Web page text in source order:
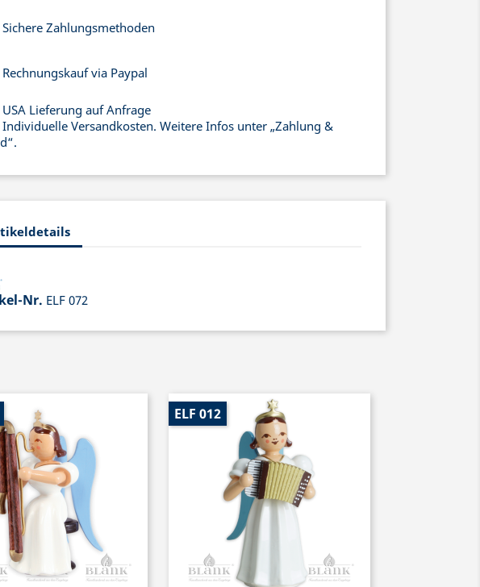
Sichere Zahlungsmethoden
Rechnungskauf via Paypal
USA Lieferung auf Anfrage
Individuelle Versandkosten. Weitere Infos unter „Zahlung &
Nr. ELF 072
ELF 012